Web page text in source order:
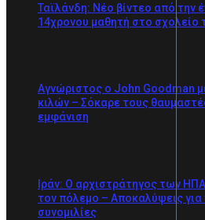
Ταϊλάνδη: Νέο βίντεο από την
14χρονου μαθητή στο σχολείο
Αγνώριστος ο John Goodman
κιλών – Σόκαρε τους
εμφάνιση
Ιράν: Ο αρχιστράτηγος των
τον πόλεμο – Αποκαλύψεις για
συνομιλίες